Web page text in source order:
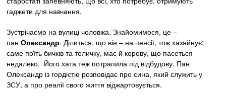
гаджети для навчання.
Зустрічаємо на вулиці чоловіка. Знайомимося, це –
панОлександр. Ділиться, що він – на пенсії, тож хазяйнує:
саме поїть бичків та теличку, має й корову, що пасеться
недалеко. Його хата теж потрапила під відбудову. Пан
Олександр із гордістю розповідає про сина, який служить у
ЗСУ, а про реалії свого життя віджартовується.